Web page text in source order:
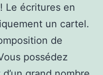
Le écritures en
un cartel.
de
possédez